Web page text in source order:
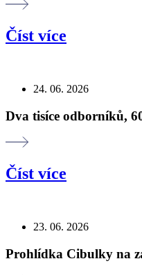
Číst více
24. 06. 2026
Dva tisíce odborníků,
Číst více
23. 06. 2026
Prohlídka Cibulky na